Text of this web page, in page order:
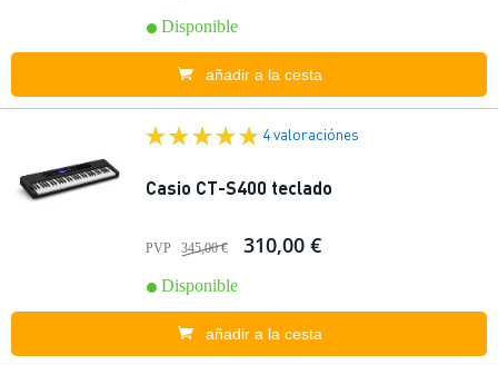
Disponible
añadir a la cesta
4 valoraciónes
Casio CT-S400 teclado
PVP 345,00 € 310,00 €
Disponible
añadir a la cesta